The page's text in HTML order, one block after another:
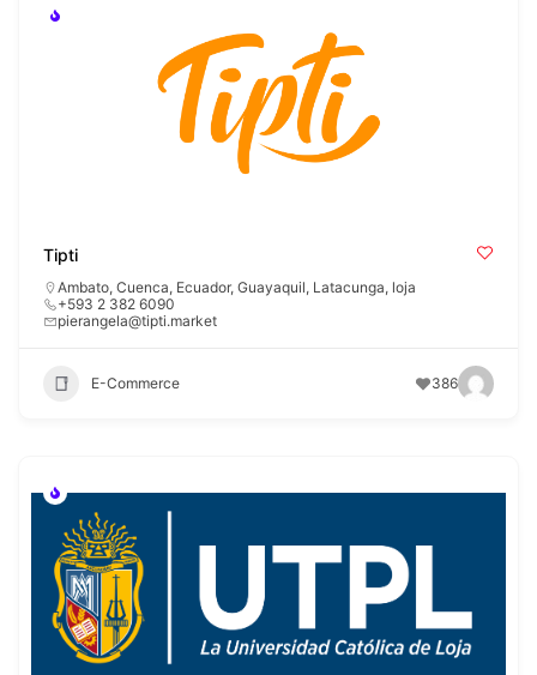
Tipti
Ambato, Cuenca, Ecuador, Guayaquil, Latacunga, loja
+593 2 382 6090
pierangela@tipti.market
E-Commerce 386